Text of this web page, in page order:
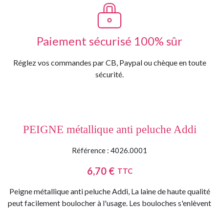
PEIGNE métallique anti peluche Addi
Référence : 4026.0001
6,70 € TTC
Peigne métallique anti peluche Addi, La laine de haute qualité
peut facilement boulocher à l'usage. Les bouloches s'enlèvent
Paiement sécurisé 100% sûr
Réglez vos commandes par CB, Paypal ou chèque en toute
sécurité.